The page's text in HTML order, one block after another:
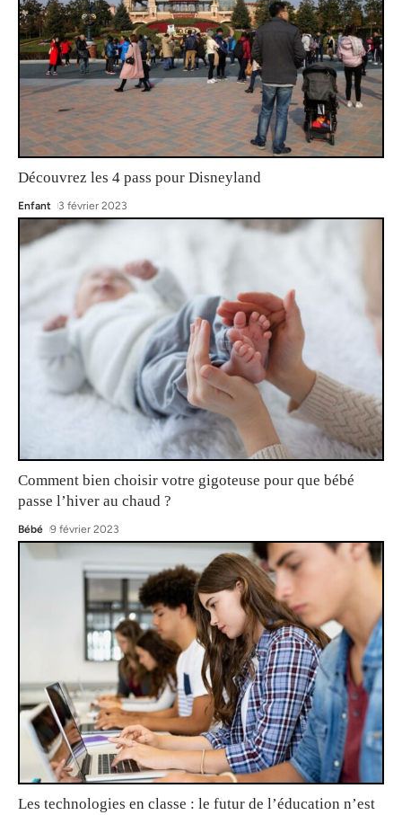
Découvrez les 4 pass pour Disneyland
Enfant 3 février 2023
Comment bien choisir votre gigoteuse pour que bébé
passe l’hiver au chaud ?
Bébé 9 février 2023
Les technologies en classe : le futur de l’éducation n’est